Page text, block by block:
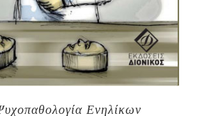
Ενηλίκων